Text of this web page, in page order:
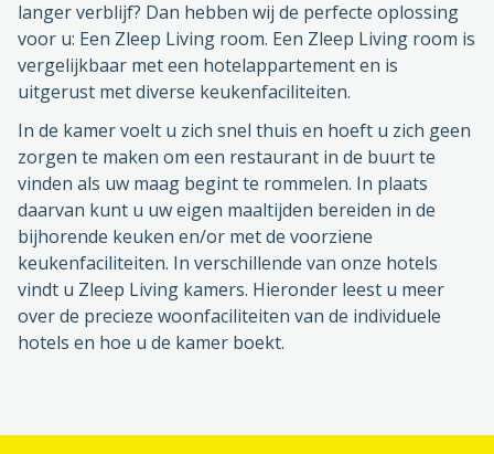
langer verblijf? Dan hebben wij de perfecte oplossing
voor u: Een Zleep Living room. Een Zleep Living room is
vergelijkbaar met een hotelappartement en is
uitgerust met diverse keukenfaciliteiten.
In de kamer voelt u zich snel thuis en hoeft u zich geen
zorgen te maken om een restaurant in de buurt te
vinden als uw maag begint te rommelen. In plaats
daarvan kunt u uw eigen maaltijden bereiden in de
bijhorende keuken en/or met de voorziene
keukenfaciliteiten. In verschillende van onze hotels
vindt u Zleep Living kamers. Hieronder leest u meer
over de precieze woonfaciliteiten van de individuele
hotels en hoe u de kamer boekt.